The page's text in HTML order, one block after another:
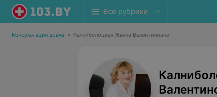
Все рубрики
Консультация врача • Калниболоцкая Жанна Валентиновна